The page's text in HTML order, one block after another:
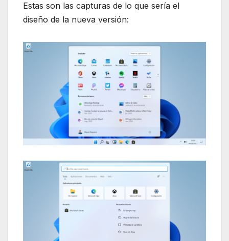
Estas son las capturas de lo que sería el
diseño de la nueva versión: